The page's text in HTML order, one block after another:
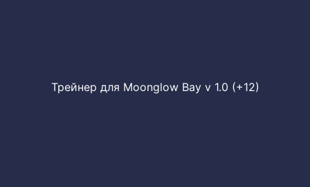
Трейнер для Moonglow Bay v 1.0 (+12)